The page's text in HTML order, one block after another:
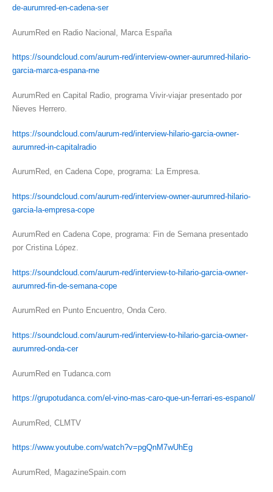
de-aurumred-en-cadena-ser
AurumRed en Radio Nacional, Marca España
https://soundcloud.com/aurum-red/interview-owner-aurumred-hilario-
garcia-marca-espana-rne
AurumRed en Capital Radio, programa Vivir-viajar presentado por
Nieves Herrero.
https://soundcloud.com/aurum-red/interview-hilario-garcia-owner-
aurumred-in-capitalradio
AurumRed, en Cadena Cope, programa: La Empresa.
https://soundcloud.com/aurum-red/interview-owner-aurumred-hilario-
garcia-la-empresa-cope
AurumRed en Cadena Cope, programa: Fin de Semana presentado
por Cristina López.
https://soundcloud.com/aurum-red/interview-to-hilario-garcia-owner-
aurumred-fin-de-semana-cope
AurumRed en Punto Encuentro, Onda Cero.
https://soundcloud.com/aurum-red/interview-to-hilario-garcia-owner-
aurumred-onda-cer
AurumRed en Tudanca.com
https://grupotudanca.com/el-vino-mas-caro-que-un-ferrari-es-espanol/
AurumRed, CLMTV
https://www.youtube.com/watch?v=pgQnM7wUhEg
AurumRed, MagazineSpain.com